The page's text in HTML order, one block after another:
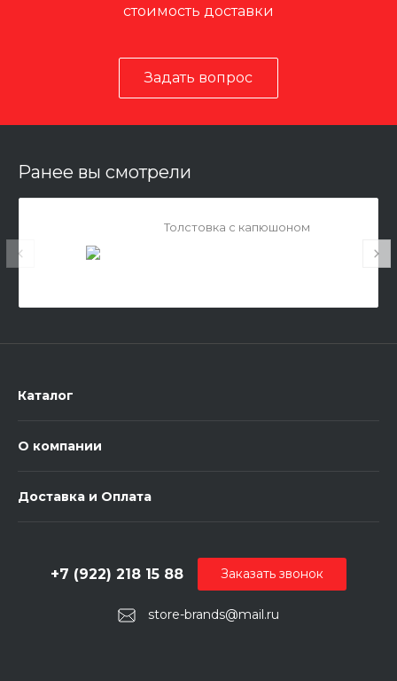
стоимость доставки
Задать вопрос
Ранее вы смотрели
Толстовка с капюшоном
Каталог
О компании
Доставка и Оплата
store-brands@mail.ru
+7 (922) 218 15 88 Заказать звонок